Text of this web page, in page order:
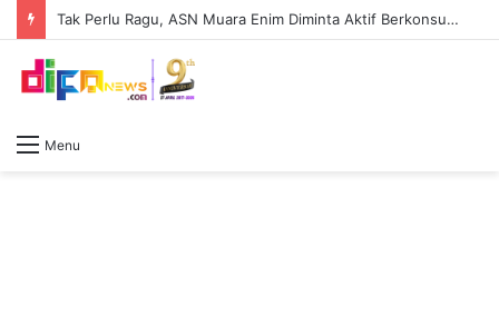
Tak Perlu Ragu, ASN Muara Enim Diminta Aktif Berkonsultasi dengan Jaksa Pengacara Negara
Menu